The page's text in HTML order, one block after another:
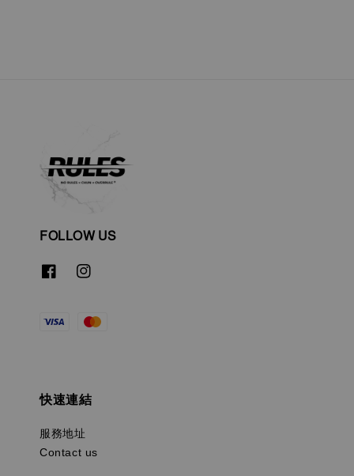
FOLLOW US
快速連結
服務地址
Contact us